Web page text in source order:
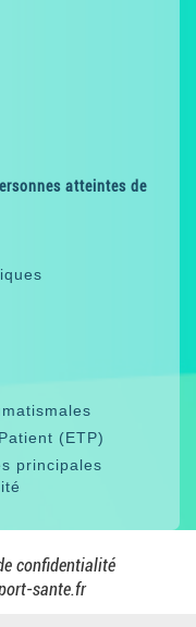
atteintes de
(ETP)
principales
confidentialité
sante.fr